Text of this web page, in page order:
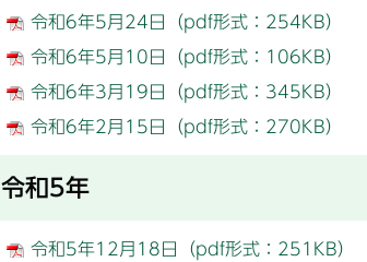
令和6年5月24日（pdf形式：254KB）
令和6年5月10日（pdf形式：106KB）
令和6年3月19日（pdf形式：345KB）
令和6年2月15日（pdf形式：270KB）
令和5年
令和5年12月18日（pdf形式：251KB）